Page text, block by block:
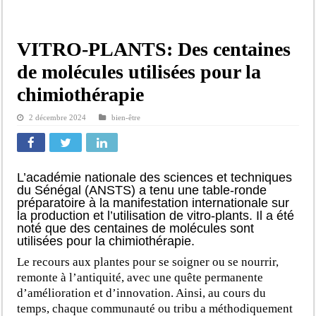
VITRO-PLANTS: Des centaines
de molécules utilisées pour la
chimiothérapie
2 décembre 2024 bien-être
L’académie nationale des sciences et techniques
du Sénégal (ANSTS) a tenu une table-ronde
préparatoire à la manifestation internationale sur
la production et l’utilisation de vitro-plants. Il a été
noté que des centaines de molécules sont
utilisées pour la chimiothérapie.
Le recours aux plantes pour se soigner ou se nourrir,
remonte à l’antiquité, avec une quête permanente
d’amélioration et d’innovation. Ainsi, au cours du
temps, chaque communauté ou tribu a méthodiquement